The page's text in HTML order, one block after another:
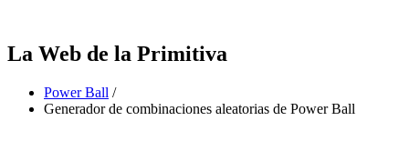
La Web de la Primitiva
Power Ball /
Generador de combinaciones aleatorias de Power Ball